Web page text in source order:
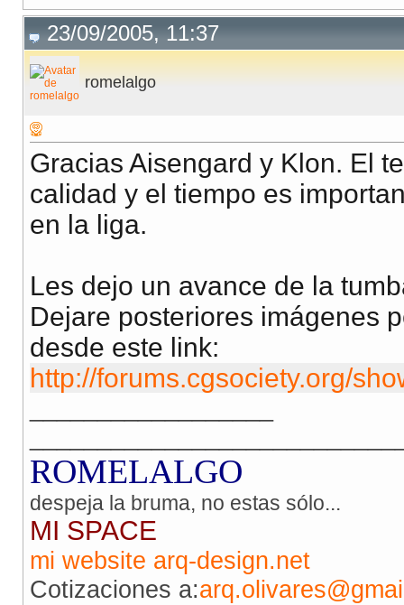
23/09/2005, 11:37
romelalgo
Gracias Aisengard y Klon. El
calidad y el tiempo es
en la liga.
Les dejo un avance de la
Dejare posteriores imágenes
desde este link:
http://forums.cgsociety.org/
ROMELALGO
despeja la bruma, no estas sólo...
MI SPACE
mi website arq-design.net
Cotizaciones a: